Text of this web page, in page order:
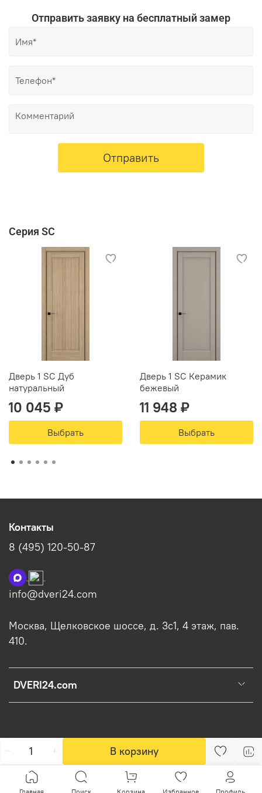
В корзину
Отправить заявку на бесплатный замер
Отправить
Серия SC
Дверь 1 SC Дуб
натуральный
10 045 ₽
Выбрать
Дверь 1 SC Керамик
бежевый
11 948 ₽
Выбрать
DVERI24.com
Контакты
8 (495) 120-50-87
info@dveri24.com
Москва, Щелковское шоссе, д. 3с1, 4 этаж, пав.
410.